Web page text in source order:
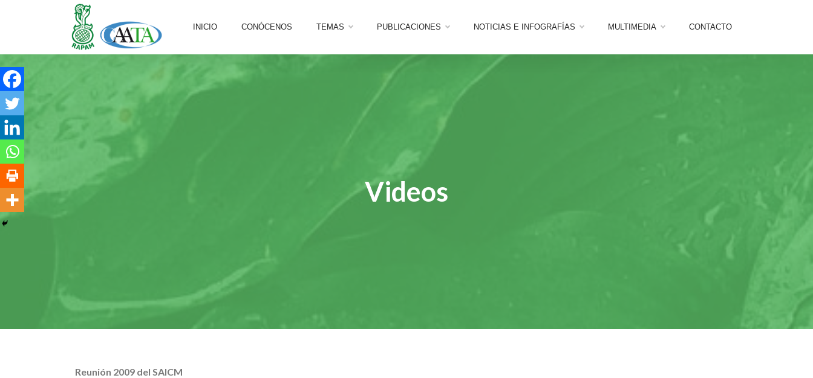
INICIO CONÓCENOS TEMAS PUBLICACIONES NOTICIAS E INFOGRAFÍAS MULTIMEDIA CONTACTO
Videos
Reunión 2009 del SAICM